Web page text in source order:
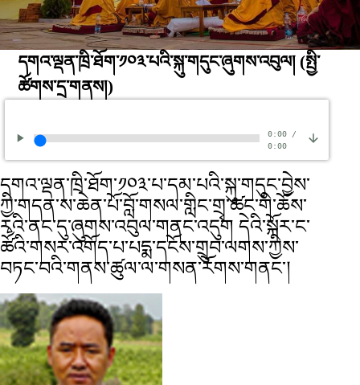
དགའ་ལྡན་ཁྲི་ཐོག་༡༠༣་པའི་སྐུ་གདུང་ཞུགས་འབུལ། (སྤྱི་
ཚོགས་དྲ་གནས།)
0:00/
0:00
དགའ་ལྡན་ཁྲི་ཐོག་༡༠༣་པ་དམ་པའི་སྐུ་གདུང་བྱེས་
ཀྱི་གདན་ས་ཆེན་པོ་བློ་གསལ་གླིང་གྲྭ་ཚང་གི་ཆོས་
རྭའི་ནང་དུ་ཞུགས་འབུལ་གནང་འདུག དེའི་སྐོར་ང་
ཚོའི་གསར་འགོད་པ་པདྨ་དངོས་གྲུབ་ལགས་ཀྱིས་
བཏང་བའི་གནས་ཚུལ་ལ་གསན་རོགས་གནང་།